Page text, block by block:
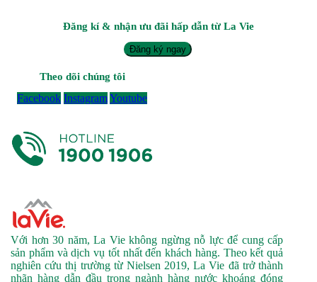
Đăng kí & nhận ưu đãi hấp dẫn từ La Vie
Đăng ký ngay
Theo dõi chúng tôi
Facebook InstagramYoutube
Với hơn 30 năm, La Vie không ngừng nỗ lực để cung cấp
sản phẩm và dịch vụ tốt nhất đến khách hàng. Theo kết quả
nghiên cứu thị trường từ Nielsen 2019, La Vie đã trở thành
nhãn hàng dẫn đầu trong ngành hàng nước khoáng đóng